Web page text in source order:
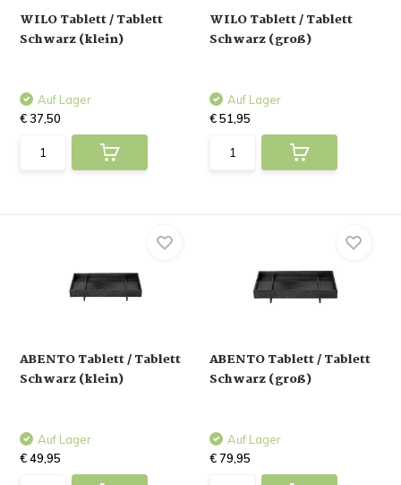
WILO Tablett / Tablett
Schwarz (klein)
Auf Lager
€ 37,50
WILO Tablett / Tablett
Schwarz (groß)
Auf Lager
€ 51,95
ABENTO Tablett / Tablett
Schwarz (klein)
Auf Lager
€ 49,95
ABENTO Tablett / Tablett
Schwarz (groß)
Auf Lager
€ 79,95